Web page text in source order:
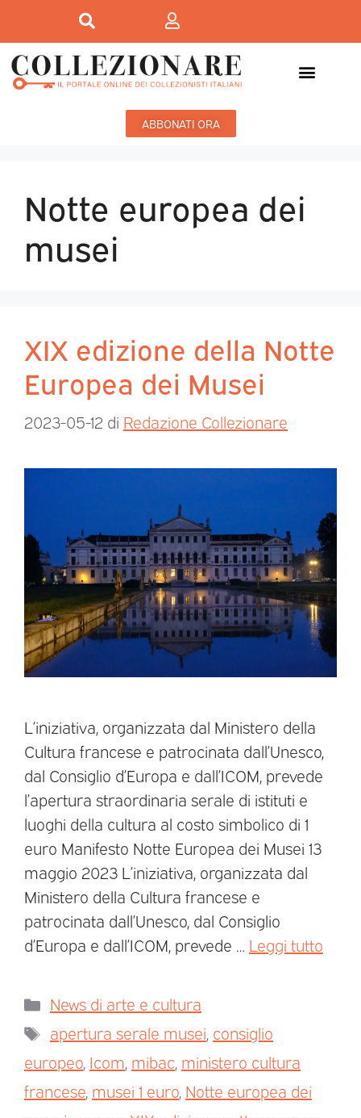
ABBONATI ORA
Notte europea dei
musei
XIX edizione della Notte
Europea dei Musei
2023-05-12 di Redazione Collezionare
L’iniziativa, organizzata dal Ministero della
Cultura francese e patrocinata dall’Unesco,
dal Consiglio d’Europa e dall’ICOM, prevede
l’apertura straordinaria serale di istituti e
luoghi della cultura al costo simbolico di 1
euro Manifesto Notte Europea dei Musei 13
maggio 2023 L’iniziativa, organizzata dal
Ministero della Cultura francese e
patrocinata dall’Unesco, dal Consiglio
d’Europa e dall’ICOM, prevede … Leggi tutto
News di arte e cultura
apertura serale musei consiglio
europeo Icom mibac ministero cultura
francese musei 1 euro Notte europea dei